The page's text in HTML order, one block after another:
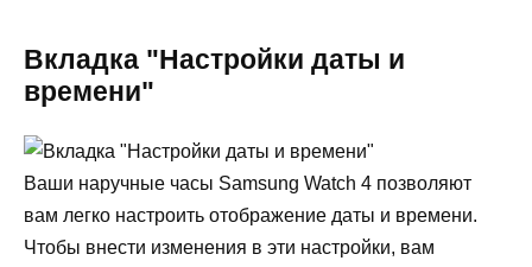
Вкладка "Настройки даты и
времени"
Ваши наручные часы Samsung Watch 4 позволяют
вам легко настроить отображение даты и времени.
Чтобы внести изменения в эти настройки, вам